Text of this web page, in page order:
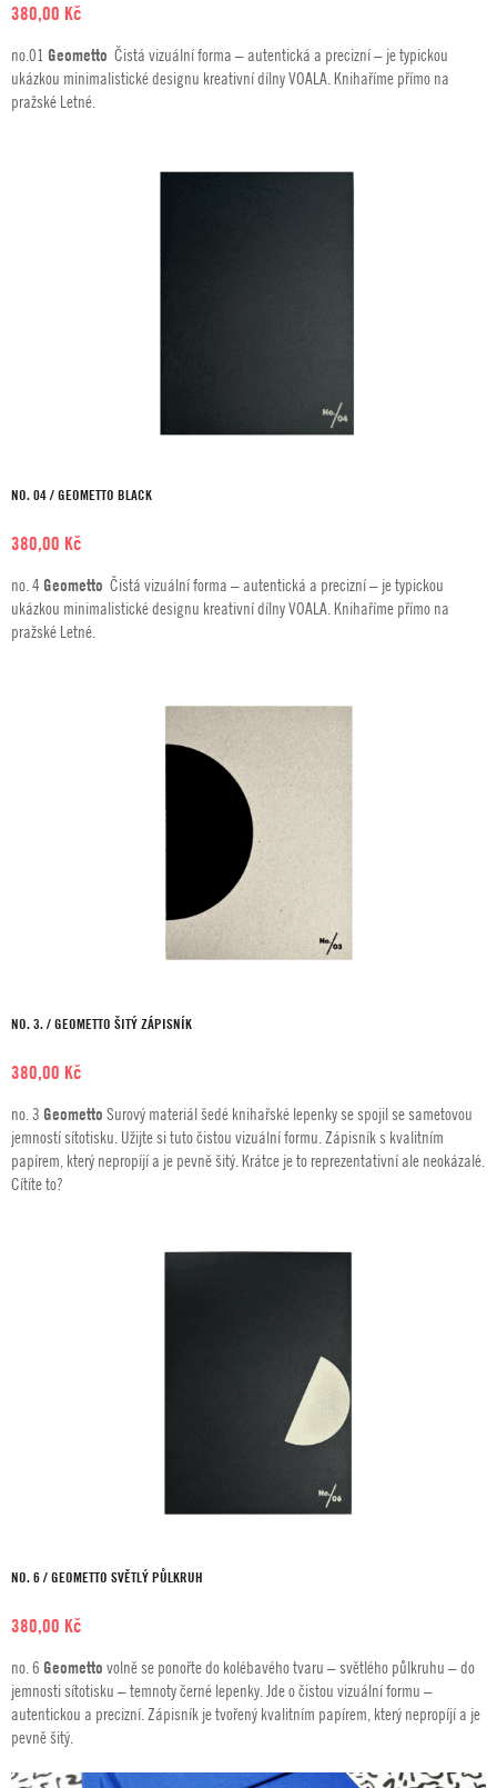
380,00 Kč
no.01 Geometto Čistá vizuální forma – autentická a precizní – je typickou
ukázkou minimalistické designu kreativní dílny VOALA. Knihaříme přímo na
pražské Letné.
NO. 04 / GEOMETTO BLACK
380,00 Kč
no. 4 Geometto Čistá vizuální forma – autentická a precizní – je typickou
ukázkou minimalistické designu kreativní dílny VOALA. Knihaříme přímo na
pražské Letné.
NO. 3. / GEOMETTO ŠITÝ ZÁPISNÍK
380,00 Kč
no. 3 Geometto Surový materiál šedé knihařské lepenky se spojil se sametovou
jemností sítotisku. Užijte si tuto čistou vizuální formu. Zápisník s kvalitním
papírem, který nepropíjí a je pevně šitý. Krátce je to reprezentativní ale neokázalé.
Cítíte to?
NO. 6 / GEOMETTO SVĚTLÝ PŮLKRUH
380,00 Kč
no. 6 Geometto volně se ponořte do kolébavého tvaru – světlého půlkruhu – do
jemnosti sítotisku – temnoty černé lepenky. Jde o čistou vizuální formu –
autentickou a precizní. Zápisník je tvořený kvalitním papírem, který nepropíjí a je
pevně šitý.